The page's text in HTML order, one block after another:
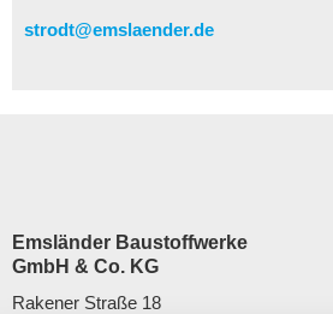
strodt@emslaender.de
Emsländer Baustoffwerke
GmbH & Co. KG
Rakener Straße 18